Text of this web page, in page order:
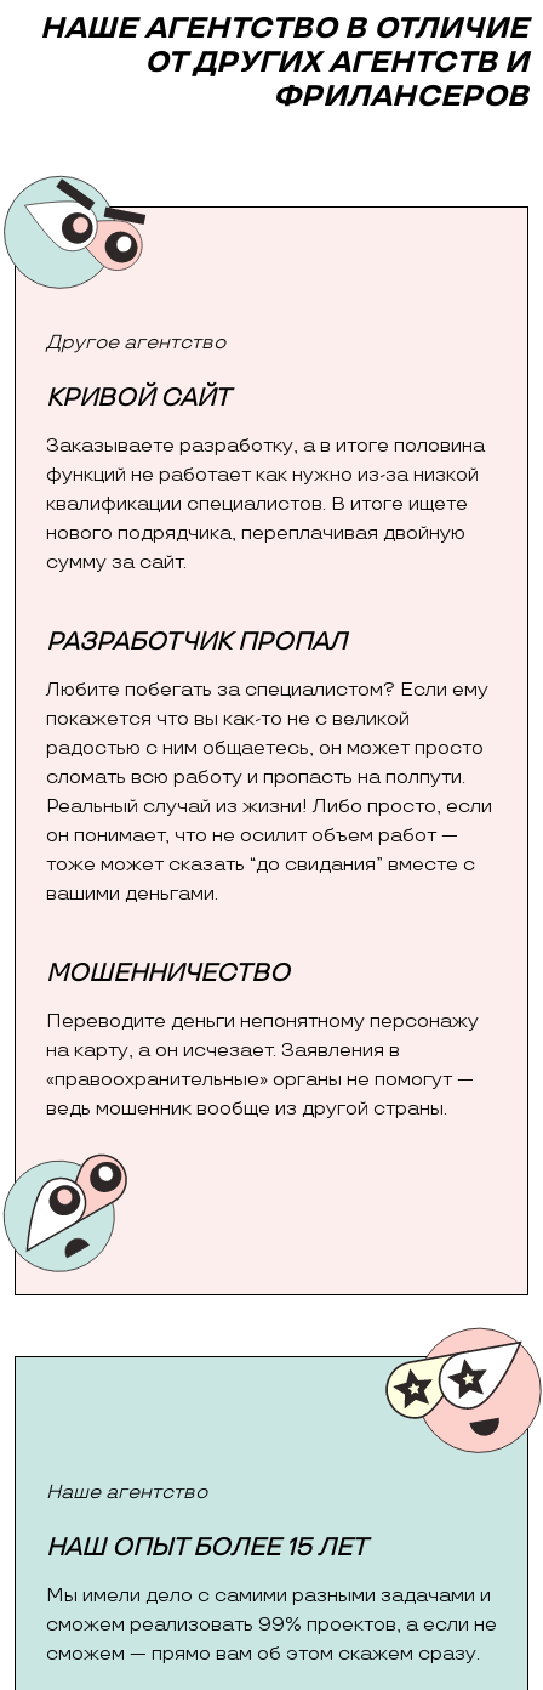
НАШЕ АГЕНТСТВО В ОТЛИЧИЕ
ОТ ДРУГИХ АГЕНТСТВ И
ФРИЛАНСЕРОВ
Другое агентство
КРИВОЙ САЙТ
Заказываете разработку, а в итоге половина
функций не работает как нужно из-за низкой
квалификации специалистов. В итоге ищете
нового подрядчика, переплачивая двойную
сумму за сайт.
РАЗРАБОТЧИК ПРОПАЛ
Любите побегать за специалистом? Если ему
покажется что вы как-то не с великой
радостью с ним общаетесь, он может просто
сломать всю работу и пропасть на полпути.
Реальный случай из жизни! Либо просто, если
он понимает, что не осилит объем работ —
тоже может сказать “до свидания” вместе с
вашими деньгами.
МОШЕННИЧЕСТВО
Переводите деньги непонятному персонажу
на карту, а он исчезает. Заявления в
«правоохранительные» органы не помогут —
ведь мошенник вообще из другой страны.
Наше агентство
НАШ ОПЫТ БОЛЕЕ 15 ЛЕТ
Мы имели дело с самими разными задачами и
сможем реализовать 99% проектов, а если не
сможем — прямо вам об этом скажем сразу.